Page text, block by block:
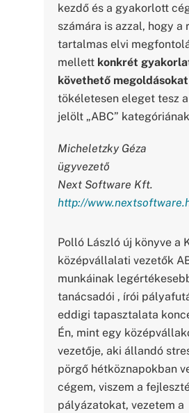
kezdő és a gyakorlott
számára is azzal, hogy a
tartalmas elvi
mellett konkrét
követhető
tökéletesen eleget tesz
jelölt „ABC”
Micheletzky Géza
ügyvezető
Next Software Kft.
http://
Polló László új könyve a
középvállalati vezetők
munkáinak
tanácsadói , írói
eddigi tapasztalata
Én, mint egy
vezetője, aki állandó
pörgő hétköznapokban
cégem, viszem a
pályázatokat, vezetem a